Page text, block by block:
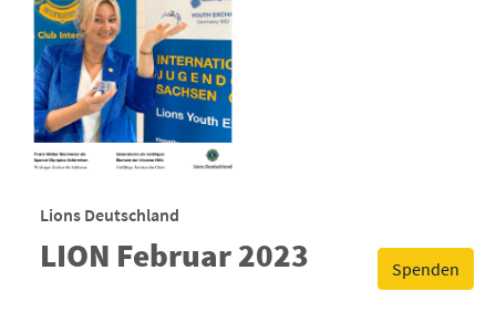
Spenden
Lions Deutschland
LION Februar 2023